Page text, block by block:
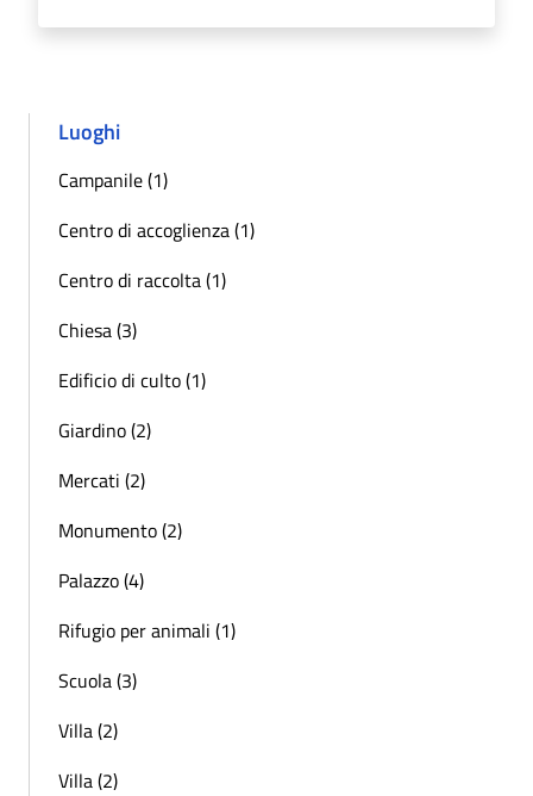
Luoghi
Campanile (1)
Centro di accoglienza (1)
Centro di raccolta (1)
Chiesa (3)
Edificio di culto (1)
Giardino (2)
Mercati (2)
Monumento (2)
Palazzo (4)
Rifugio per animali (1)
Scuola (3)
Villa (2)
Villa (2)